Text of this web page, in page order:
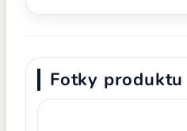
Fotky produktu